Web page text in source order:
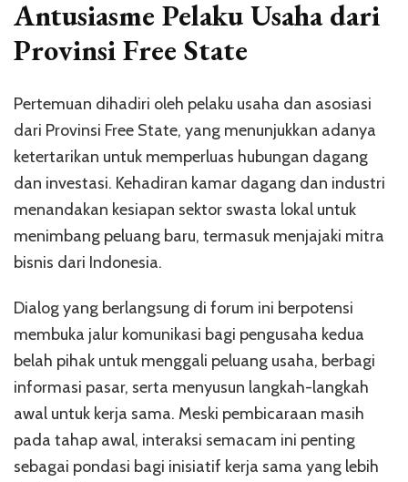
Antusiasme Pelaku Usaha dari
Provinsi Free State
Pertemuan dihadiri oleh pelaku usaha dan asosiasi
dari Provinsi Free State, yang menunjukkan adanya
ketertarikan untuk memperluas hubungan dagang
dan investasi. Kehadiran kamar dagang dan industri
menandakan kesiapan sektor swasta lokal untuk
menimbang peluang baru, termasuk menjajaki mitra
bisnis dari Indonesia.
Dialog yang berlangsung di forum ini berpotensi
membuka jalur komunikasi bagi pengusaha kedua
belah pihak untuk menggali peluang usaha, berbagi
informasi pasar, serta menyusun langkah-langkah
awal untuk kerja sama. Meski pembicaraan masih
pada tahap awal, interaksi semacam ini penting
sebagai pondasi bagi inisiatif kerja sama yang lebih